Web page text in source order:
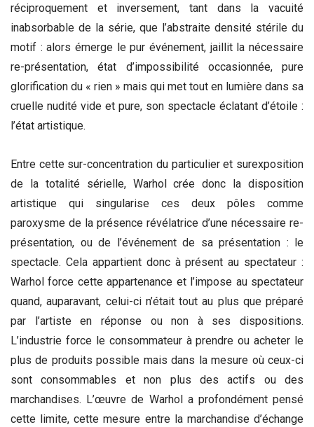
réciproquement et inversement, tant dans la vacuité
inabsorbable de la série, que l’abstraite densité stérile du
motif : alors émerge le pur événement, jaillit la nécessaire
re-présentation, état d’impossibilité occasionnée, pure
glorification du « rien » mais qui met tout en lumière dans sa
cruelle nudité vide et pure, son spectacle éclatant d’étoile :
l’état artistique.
Entre cette sur-concentration du particulier et surexposition
de la totalité sérielle, Warhol crée donc la disposition
artistique qui singularise ces deux pôles comme
paroxysme de la présence révélatrice d’une nécessaire re-
présentation, ou de l’événement de sa présentation : le
spectacle. Cela appartient donc à présent au spectateur :
Warhol force cette appartenance et l’impose au spectateur
quand, auparavant, celui-ci n’était tout au plus que préparé
par l’artiste en réponse ou non à ses dispositions.
L’industrie force le consommateur à prendre ou acheter le
plus de produits possible mais dans la mesure où ceux-ci
sont consommables et non plus des actifs ou des
marchandises. L’œuvre de Warhol a profondément pensé
cette limite, cette mesure entre la marchandise d’échange